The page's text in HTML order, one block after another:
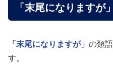
「末尾になりますが
「末尾になりますが」 の類
す。